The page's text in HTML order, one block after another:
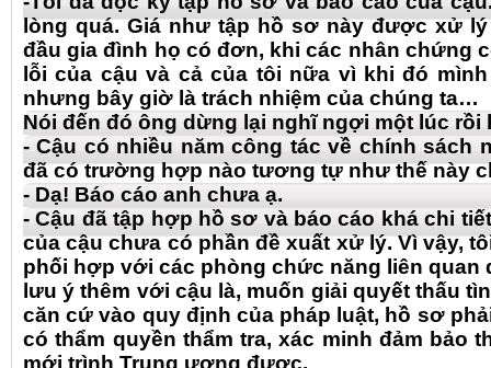
lòng quá. Giá như tập hồ sơ này được xử
đầu gia đình họ có đơn, khi các nhân chứng
lỗi của cậu và cả của tôi nữa vì khi đó
nhưng bây giờ là trách nhiệm của chúng ta…
Nói đến đó ông dừng lại nghĩ ngợi một lúc rồi
- Cậu có nhiều năm công tác về chính sách
đã có trường hợp nào tương tự như thế này
- Dạ! Báo cáo anh chưa ạ.
- Cậu đã tập hợp hồ sơ và báo cáo khá chi
của cậu chưa có phần đề xuất xử lý. Vì vậy,
phối hợp với các phòng chức năng liên quan
lưu ý thêm với cậu là, muốn giải quyết thấu
căn cứ vào quy định của pháp luật, hồ sơ
có thẩm quyền thẩm tra, xác minh đảm bảo
mới trình Trung ương được.